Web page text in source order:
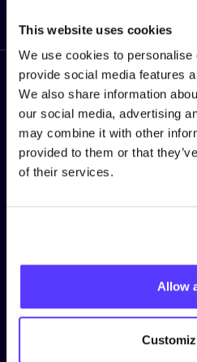
This website uses cookies
We use cookies to personalise
provide social media features
We also share information
our social media, advertising
may combine it with other
provided to them or that
of their services.
Allow
Suivez nous
Terms & Conditions platform
Algemene voorwaarden